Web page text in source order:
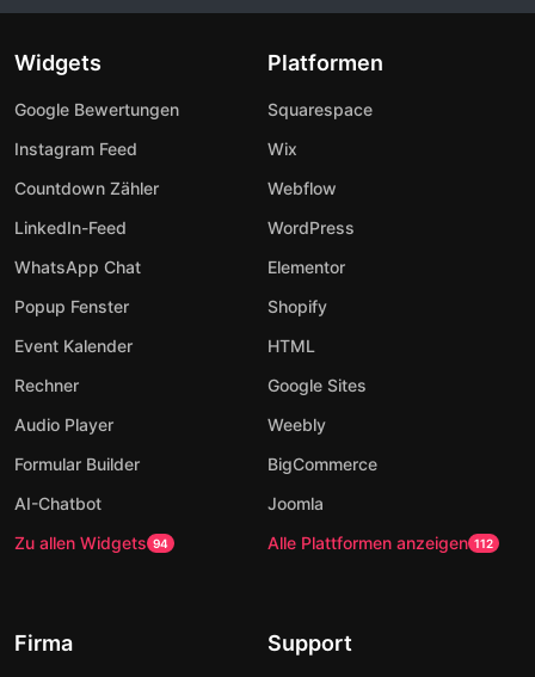
Widgets
Google Bewertungen
Instagram Feed
Countdown Zähler
LinkedIn-Feed
WhatsApp Chat
Popup Fenster
Event Kalender
Rechner
Audio Player
Formular Builder
AI-Chatbot
Zu allen Widgets 94
Platformen
Squarespace
Wix
Webflow
WordPress
Elementor
Shopify
HTML
Google Sites
Weebly
BigCommerce
Joomla
Alle Plattformen anzeigen 112
Firma Support